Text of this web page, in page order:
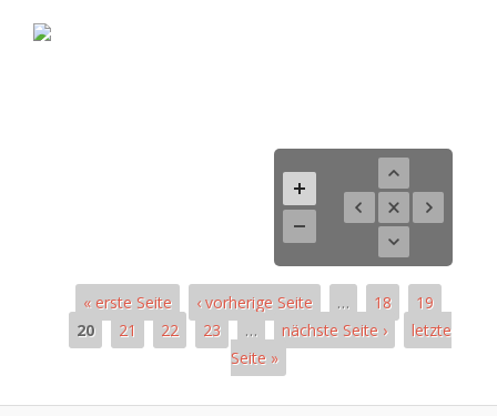
« erste Seite ‹ vorherige Seite … 18
19
20
21 22 23 … nächste Seite ›
letzte
Seite »